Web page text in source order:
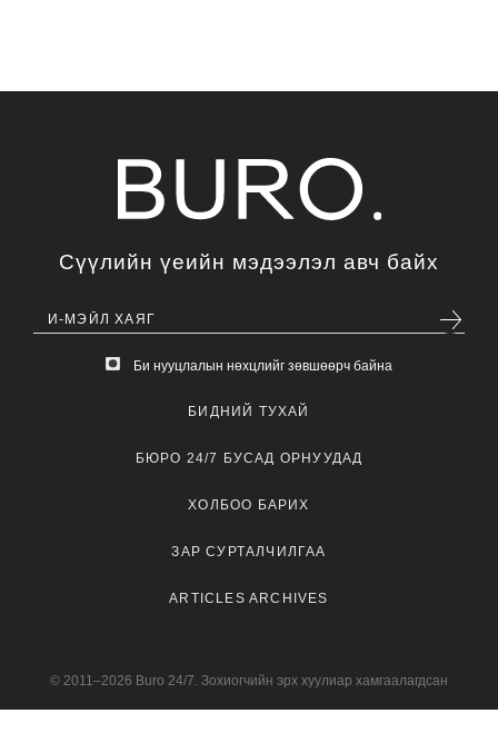
Сүүлийн үеийн мэдээлэл авч байх
Би нууцлалын нөхцлийг зөвшөөрч байна
БИДНИЙ ТУХАЙ
БЮРО 24/7 БУСАД ОРНУУДАД
ХОЛБОО БАРИХ
ЗАР СУРТАЛЧИЛГАА
ARTICLES ARCHIVES
© 2011–2026 Buro 24/7. Зохиогчийн эрх хуулиар хамгаалагдсан